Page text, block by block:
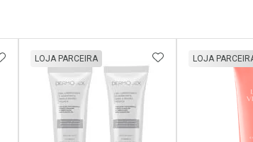
AOS FAVORITOS
LOJA PARCEIRA ADICIONAR AOS
LOJA